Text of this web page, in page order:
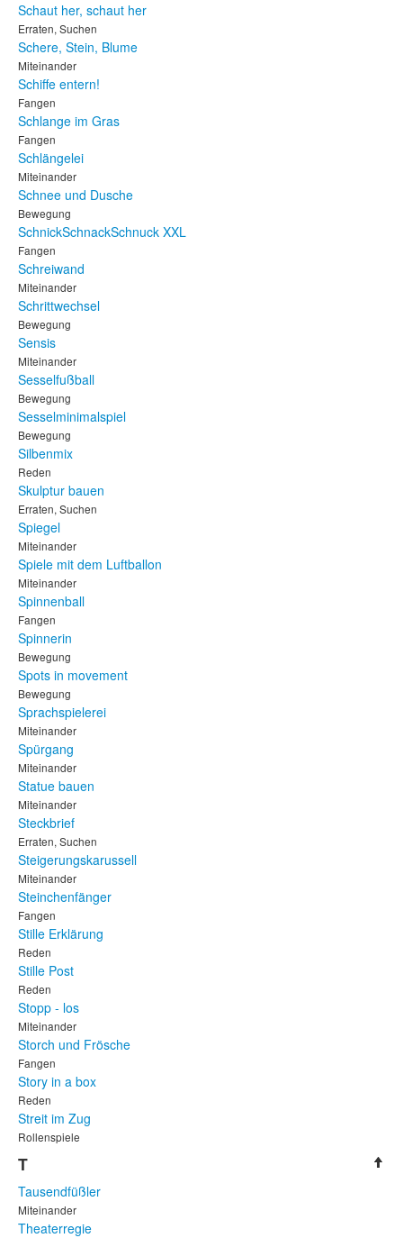
Schaut her, schaut her
Erraten, Suchen
Schere, Stein, Blume
Miteinander
Schiffe entern!
Fangen
Schlange im Gras
Fangen
Schlängelei
Miteinander
Schnee und Dusche
Bewegung
SchnickSchnackSchnuck XXL
Fangen
Schreiwand
Miteinander
Schrittwechsel
Bewegung
Sensis
Miteinander
Sesselfußball
Bewegung
Sesselminimalspiel
Bewegung
Silbenmix
Reden
Skulptur bauen
Erraten, Suchen
Spiegel
Miteinander
Spiele mit dem Luftballon
Miteinander
Spinnenball
Fangen
Spinnerin
Bewegung
Spots in movement
Bewegung
Sprachspielerei
Miteinander
Spürgang
Miteinander
Statue bauen
Miteinander
Steckbrief
Erraten, Suchen
Steigerungskarussell
Miteinander
Steinchenfänger
Fangen
Stille Erklärung
Reden
Stille Post
Reden
Stopp - los
Miteinander
Storch und Frösche
Fangen
Story in a box
Reden
Streit im Zug
Rollenspiele
T
Tausendfüßler
Miteinander
Theaterregie